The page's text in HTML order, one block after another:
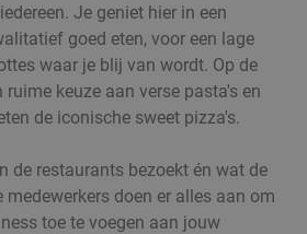
Je geniet hier in een
goed eten, voor een lage
waar je blij van wordt. Op de
keuze aan verse pasta's en
de iconische sweet pizza's.
de restaurants bezoekt én wat de
medewerkers doen er alles aan om
toe te voegen aan jouw